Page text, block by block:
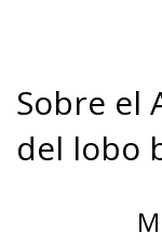
Sobre el
del lobo